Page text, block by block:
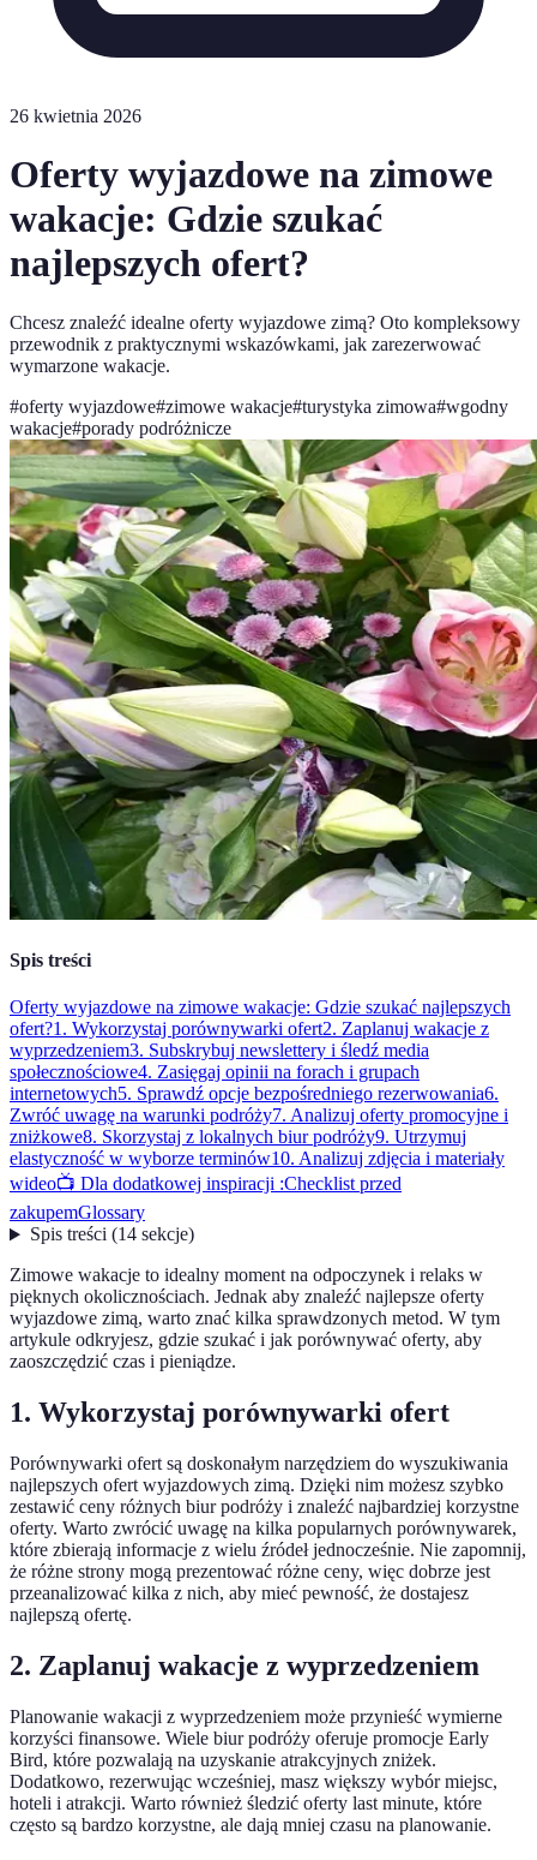
26 kwietnia 2026
Oferty wyjazdowe na zimowe
wakacje: Gdzie szukać
najlepszych ofert?
Chcesz znaleźć idealne oferty wyjazdowe zimą? Oto kompleksowy
przewodnik z praktycznymi wskazówkami, jak zarezerwować
wymarzone wakacje.
#oferty wyjazdowe#zimowe wakacje#turystyka zimowa#wgodny
wakacje#porady podróżnicze
Spis treści
Oferty wyjazdowe na zimowe wakacje: Gdzie szukać najlepszych
ofert?1. Wykorzystaj porównywarki ofert2. Zaplanuj wakacje z
wyprzedzeniem3. Subskrybuj newslettery i śledź media
społecznościowe4. Zasięgaj opinii na forach i grupach
internetowych5. Sprawdź opcje bezpośredniego rezerwowania6.
Zwróć uwagę na warunki podróży7. Analizuj oferty promocyjne i
zniżkowe8. Skorzystaj z lokalnych biur podróży9. Utrzymuj
elastyczność w wyborze terminów10. Analizuj zdjęcia i materiały
wideo📺 Dla dodatkowej inspiracji :Checklist przed
zakupemGlossary
Spis treści(14 sekcje)
Zimowe wakacje to idealny moment na odpoczynek i relaks w
pięknych okolicznościach. Jednak aby znaleźć najlepsze oferty
wyjazdowe zimą, warto znać kilka sprawdzonych metod. W tym
artykule odkryjesz, gdzie szukać i jak porównywać oferty, aby
zaoszczędzić czas i pieniądze.
1. Wykorzystaj porównywarki ofert
Porównywarki ofert są doskonałym narzędziem do wyszukiwania
najlepszych ofert wyjazdowych zimą. Dzięki nim możesz szybko
zestawić ceny różnych biur podróży i znaleźć najbardziej korzystne
oferty. Warto zwrócić uwagę na kilka popularnych porównywarek,
które zbierają informacje z wielu źródeł jednocześnie. Nie zapomnij,
że różne strony mogą prezentować różne ceny, więc dobrze jest
przeanalizować kilka z nich, aby mieć pewność, że dostajesz
najlepszą ofertę.
2. Zaplanuj wakacje z wyprzedzeniem
Planowanie wakacji z wyprzedzeniem może przynieść wymierne
korzyści finansowe. Wiele biur podróży oferuje promocje Early
Bird, które pozwalają na uzyskanie atrakcyjnych zniżek.
Dodatkowo, rezerwując wcześniej, masz większy wybór miejsc,
hoteli i atrakcji. Warto również śledzić oferty last minute, które
często są bardzo korzystne, ale dają mniej czasu na planowanie.